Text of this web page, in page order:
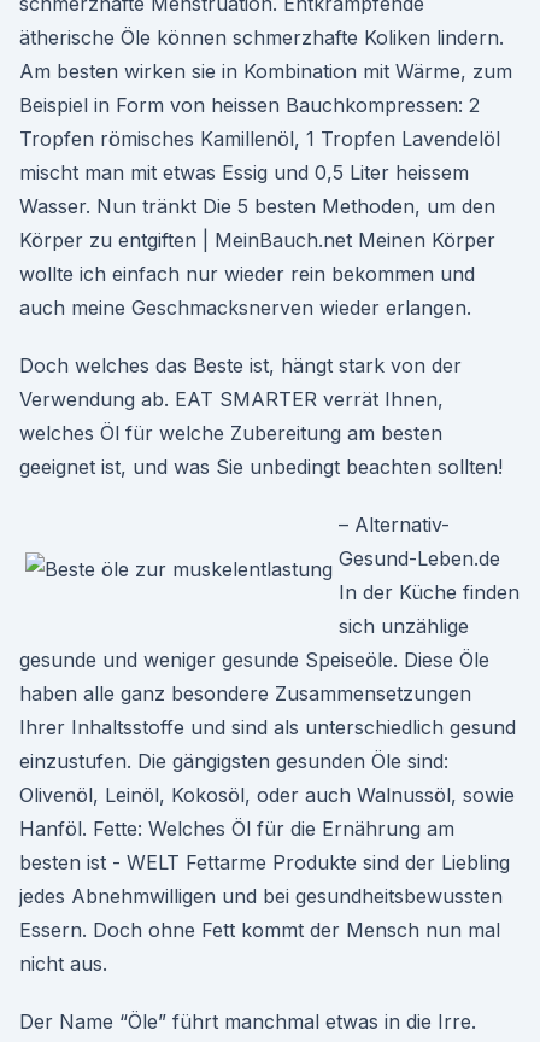
ätherische Öle können schmerzhafte Koliken lindern.
Am besten wirken sie in Kombination mit Wärme, zum
Beispiel in Form von heissen Bauchkompressen: 2
Tropfen römisches Kamillenöl, 1 Tropfen Lavendelöl
mischt man mit etwas Essig und 0,5 Liter heissem
Wasser. Nun tränkt Die 5 besten Methoden, um den
Körper zu entgiften | MeinBauch.net Meinen Körper
wollte ich einfach nur wieder rein bekommen und
auch meine Geschmacksnerven wieder erlangen.
Doch welches das Beste ist, hängt stark von der
Verwendung ab. EAT SMARTER verrät Ihnen,
welches Öl für welche Zubereitung am besten
geeignet ist, und was Sie unbedingt beachten sollten!
– Alternativ-
Gesund-Leben.de
In der Küche finden
sich unzählige
gesunde und weniger gesunde Speiseöle. Diese Öle
haben alle ganz besondere Zusammensetzungen
Ihrer Inhaltsstoffe und sind als unterschiedlich gesund
einzustufen. Die gängigsten gesunden Öle sind:
Olivenöl, Leinöl, Kokosöl, oder auch Walnussöl, sowie
Hanföl. Fette: Welches Öl für die Ernährung am
besten ist - WELT Fettarme Produkte sind der Liebling
jedes Abnehmwilligen und bei gesundheitsbewussten
Essern. Doch ohne Fett kommt der Mensch nun mal
nicht aus.
Der Name “Öle” führt manchmal etwas in die Irre.